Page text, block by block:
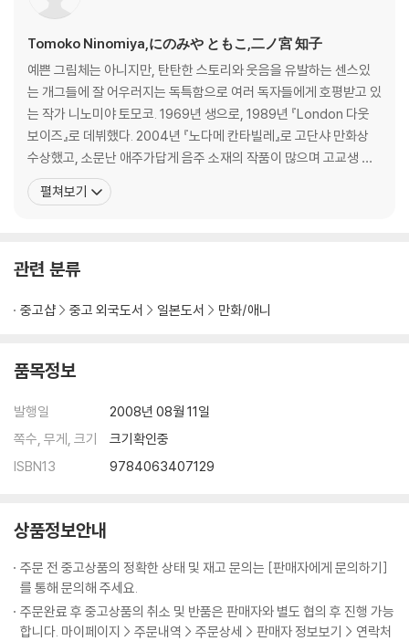
Tomoko Ninomiya,にのみや ともこ,二ノ宮 知子
예쁜 그림체는 아니지만, 탄탄한 스토리와 웃음을 유발하는 센스있
는 개그들에 잘 어우러지는 독특함으로 여러 독자들에게 호평받고 있
는 작가 니노미야 토모코. 1969년 생으로, 1989년 『London 다웃
보이즈』로 데뷔했다. 2004년 『노다메 칸타빌레』로 고단샤 만화상
수상했고, 소문난 애주가답게 음주 소재의 작품이 많으며 고교생 천
재 기업가의 이야기를 다룬『주식회사 천재 패밀리』가 일본 굴지 기업
사장의 애독서로 뽑혀 화제가 되었다. 클래식을 소재로 한『노다메 칸
펼쳐보기
관련 분류
중고샵 중고 외국도서 일본도서 만화/애니
품목정보
발행일
2008년 08월 11일
쪽수, 무게, 크기
크기확인중
ISBN13
9784063407129
상품정보안내
주문 전 중고상품의 정확한 상태 및 재고 문의는 [판매자에게 문의하기]
를 통해 문의해 주세요.
주문완료 후 중고상품의 취소 및 반품은 판매자와 별도 협의 후 진행 가능
합니다. 마이페이지 > 주문내역 > 주문상세 > 판매자 정보보기 > 연락처